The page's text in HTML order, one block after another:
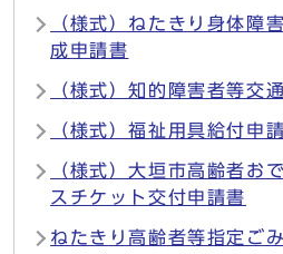
（様式）ねたきり身体障
成申請書
（様式）知的障害者等交
（様式）福祉用具給付申
（様式）大垣市高齢者お
スチケット交付申請書
ねたきり高齢者等指定ご